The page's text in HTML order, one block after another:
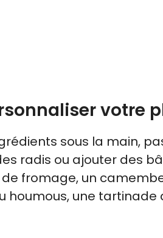
votre
sous la main,
radis ou ajouter des
fromage, un
houmous, une